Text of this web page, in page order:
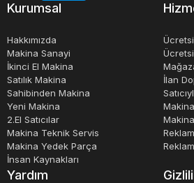
endüstriyel fritözlere kadar değişebilir.
tezgah üstü fritözler gibi çeşitli
Fritözlerin fiyatları, model ve
değişebilir.
Sonuç olarak, fritözler, birçok işletme
mutfak ekipmanları arasındadır. İyi bir
kusursuz bir şekilde kızartılmasını
Kurumsal
Hakkımızda
Makina Sanayi
İkinci El Makina
Satılık Makina
Sahibinden Makina
Yeni Makina
2.El Satıcılar
Makina Teknik Servis
Makina Yedek Parça
İnsan Kaynakları
İlan
Makina
Yardım